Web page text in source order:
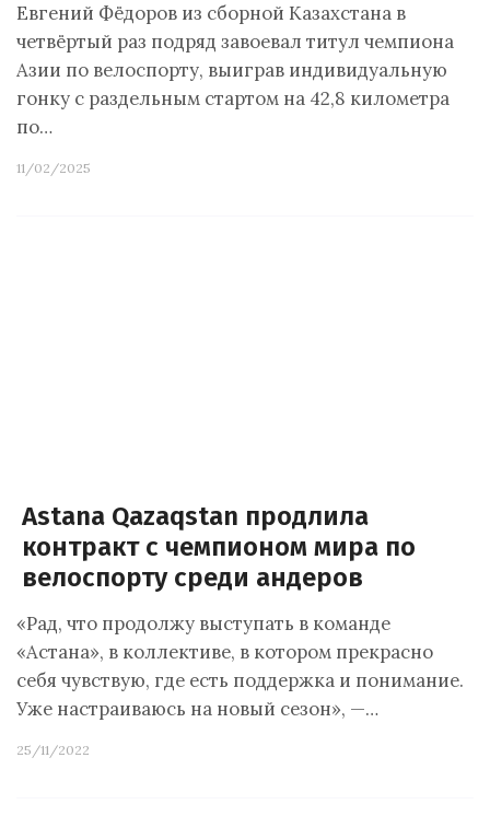
Евгений Фёдоров из сборной Казахстана в
четвёртый раз подряд завоевал титул чемпиона
Азии по велоспорту, выиграв индивидуальную
гонку с раздельным стартом на 42,8 километра
по…
11/02/2025
Astana Qazaqstan продлила
контракт с чемпионом мира по
велоспорту среди андеров
«Рад, что продолжу выступать в команде
«Астана», в коллективе, в котором прекрасно
себя чувствую, где есть поддержка и понимание.
Уже настраиваюсь на новый сезон», —…
25/11/2022